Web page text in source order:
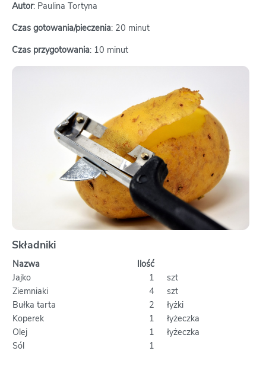
Autor: Paulina Tortyna
Czas gotowania/pieczenia: 20 minut
Czas przygotowania: 10 minut
Składniki
Nazwa
Ilość
Jajko
1
szt
Ziemniaki
4
szt
Bułka tarta
2
łyżki
Koperek
1
łyżeczka
Olej
1
łyżeczka
Sól
1